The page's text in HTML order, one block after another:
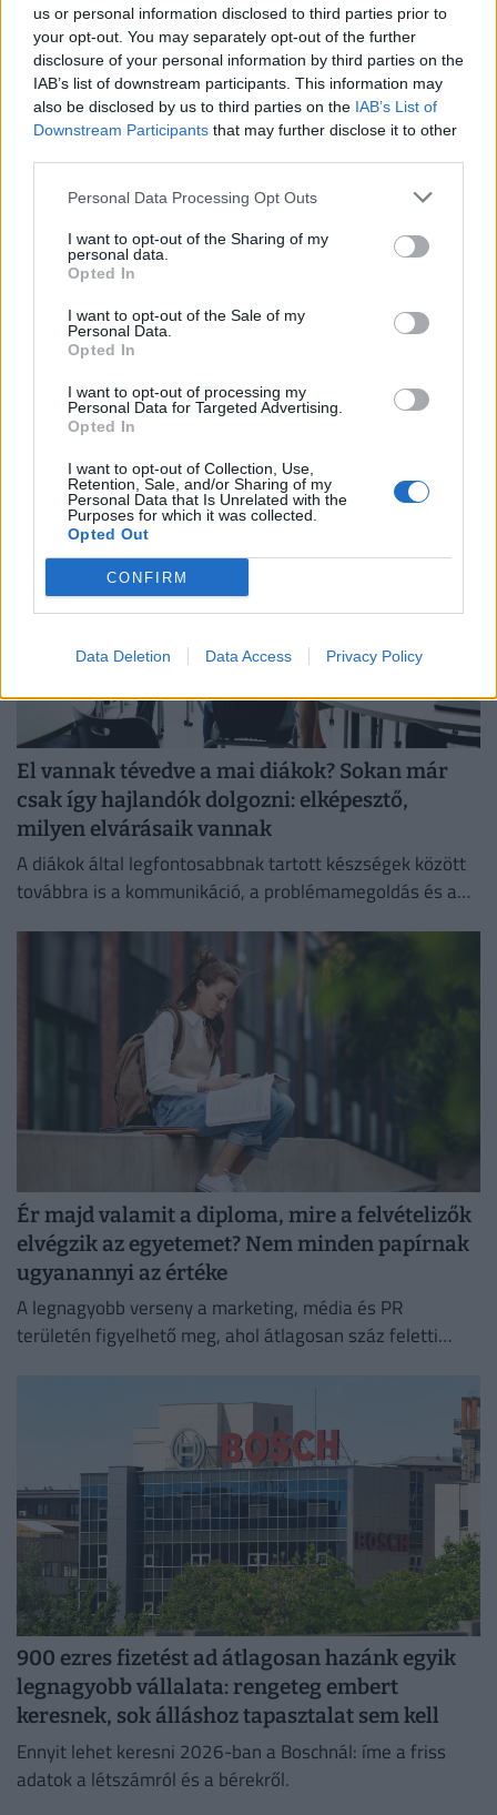
us or personal information disclosed to third parties prior to
your opt-out. You may separately opt-out of the further
disclosure of your personal information by third parties on the
IAB’s list of downstream participants. This information may
also be disclosed by us to third parties on the IAB’s List of
Downstream Participants that may further disclose it to other
Personal Data Processing Opt Outs
I want to opt-out of the Sharing of my
personal data.
Opted In
I want to opt-out of the Sale of my
Personal Data.
Opted In
I want to opt-out of processing my
Personal Data for Targeted Advertising.
Opted In
I want to opt-out of Collection, Use,
Retention, Sale, and/or Sharing of my
Personal Data that Is Unrelated with the
Purposes for which it was collected.
Opted Out
CONFIRM
Data Deletion Data Access Privacy Policy
különbségek húzódnak meg.
Így dolgoznak home officeból az élelmesek,
miközben utazgatnak: itt a TOP10 úticél, ahol
ezt legkönnyebben megteheted
Az IWG kutatása szerint a helyfüggetlen munkavégzés a
egyensúlyát, míg 80%-uk produktívabbnak érzi magát.
El vannak tévedve a mai diákok? Sokan már
csak így hajlandók dolgozni: elképesztő,
milyen elvárásaik vannak
A diákok által legfontosabbnak tartott készségek között
továbbra is a kommunikáció, a problémamegoldás és a
Ér majd valamit a diploma, mire a felvételizők
elvégzik az egyetemet? Nem minden papírnak
ugyanannyi az értéke
A legnagyobb verseny a marketing, média és PR
területén figyelhető meg, ahol átlagosan száz feletti
900 ezres fizetést ad átlagosan hazánk egyik
legnagyobb vállalata: rengeteg embert
keresnek, sok álláshoz tapasztalat sem kell
Ennyit lehet keresni 2026-ban a Boschnál: íme a friss
adatok a létszámról és a bérekről.